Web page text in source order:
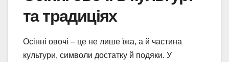
та традиціях
Осінні овочі – це не лише їжа, а й частина
культури, символи достатку й подяки. У